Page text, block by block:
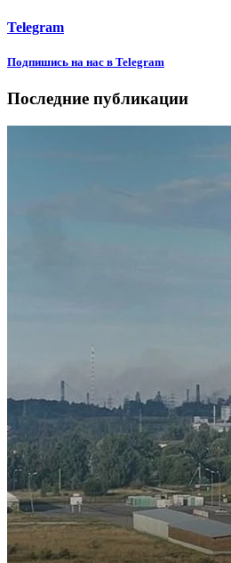
Telegram
Подпишиcь на нас в Telegram
Последние публикации